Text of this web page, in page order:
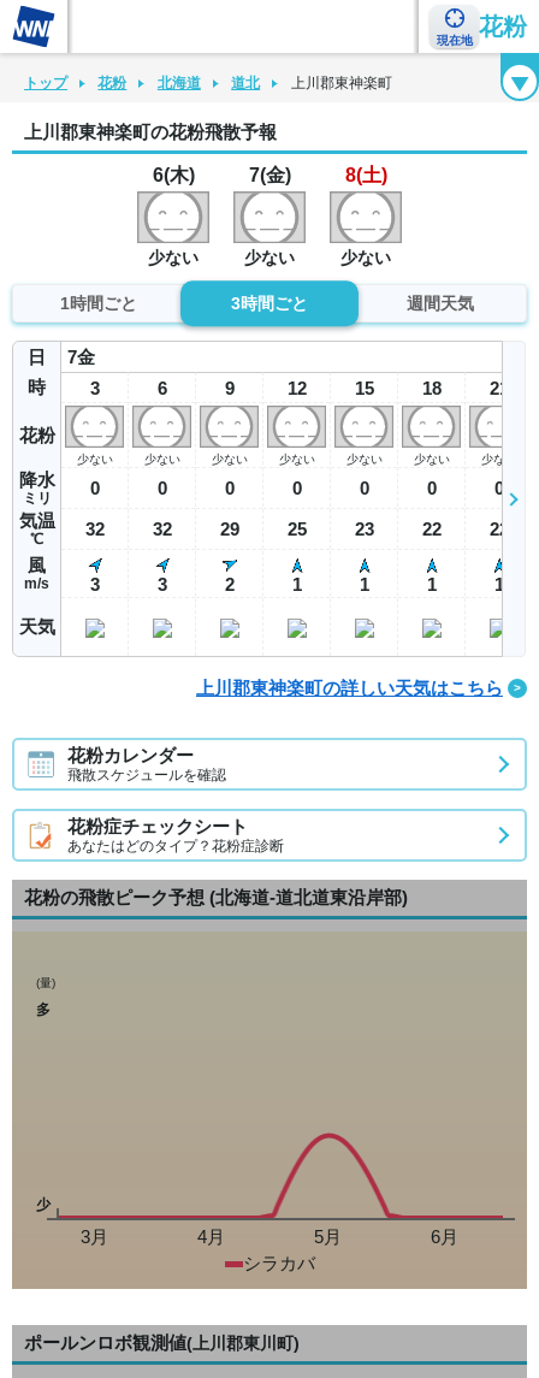
現在地
花粉
花粉カレンダー 花粉図鑑 花粉症チェックシート 花粉症ハンドブック
トップ 花粉 北海道 道北 上川郡東神楽町
上川郡東神楽町の花粉飛散予報
6(木)
少ない
7(金)
少ない
8(土)
少ない
1時間ごと 3時間ごと 週間天気
日
時
花粉
降水
ミリ
気温
℃
風
m/s
天気
7金
3
少ない
0
32
3
6
少ない
0
32
3
9
少ない
0
29
2
12
少ない
0
25
1
15
少ない
0
23
1
18
少ない
0
22
1
21
少ない
0
22
1
上川郡東神楽町の詳しい天気はこちら
花粉カレンダー
飛散スケジュールを確認
花粉症チェックシート
あなたはどのタイプ？花粉症診断
花粉の飛散ピーク予想 (北海道-道北道東沿岸部)
(量)
多
少
3月 4月 5月
6月
シラカバ
ポールンロボ観測値(上川郡東川町)